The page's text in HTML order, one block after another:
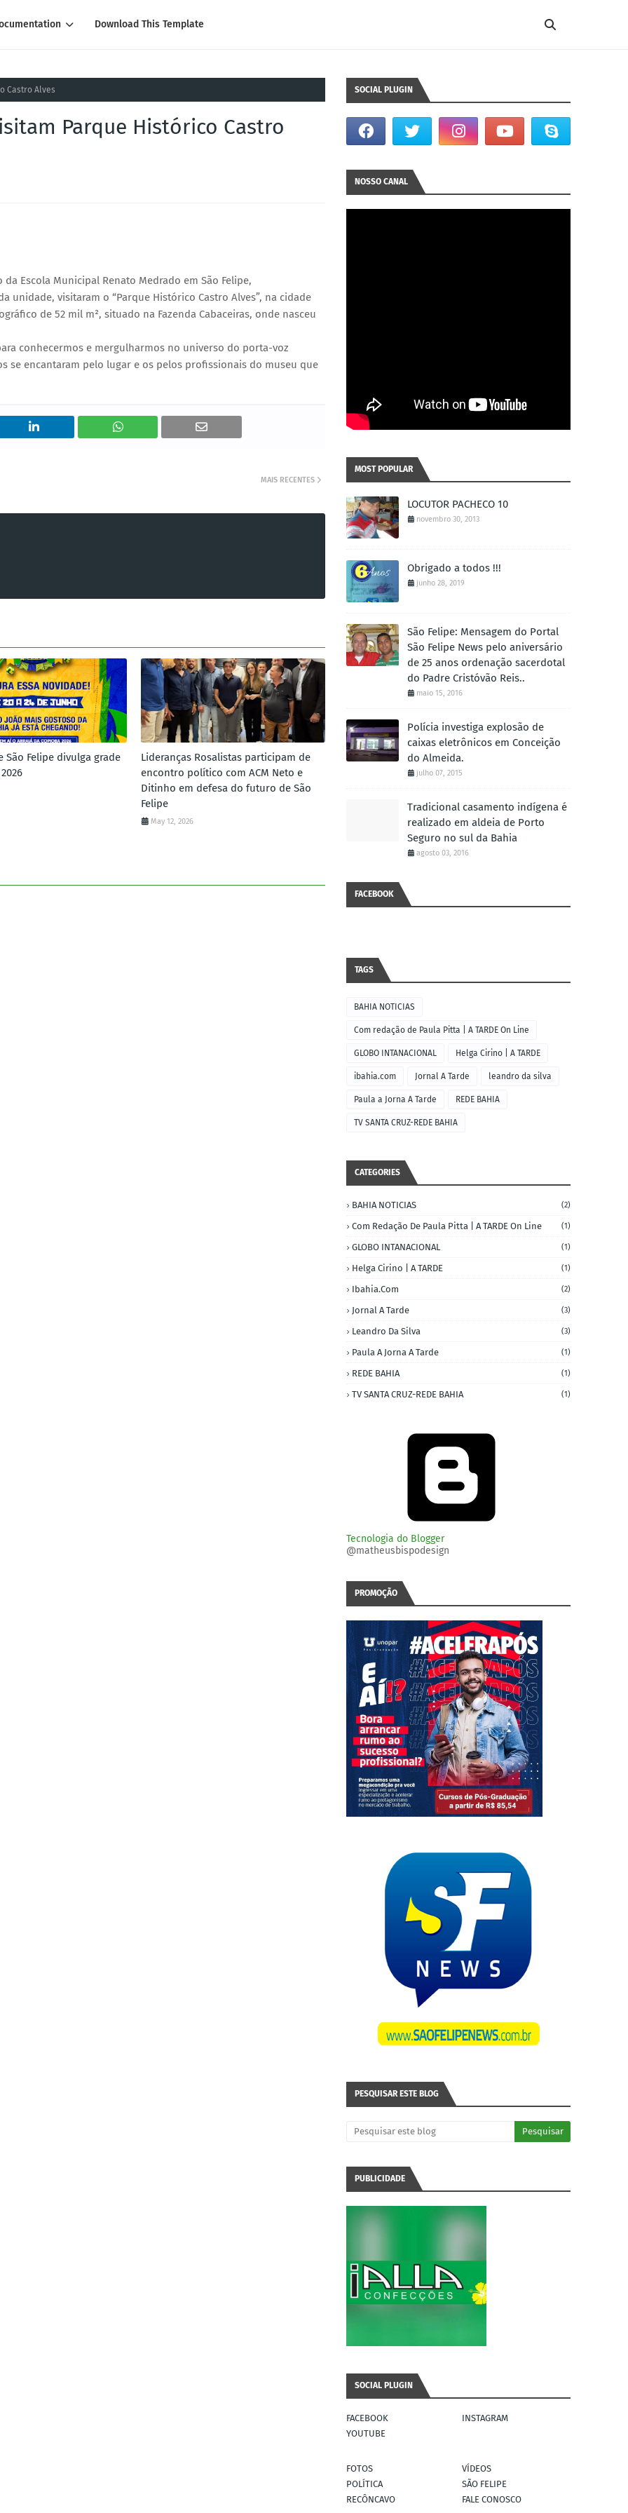
Download This Template
Castro Alves
Parque Histórico Castro
Escola Municipal Renato Medrado em São Felipe,
visitaram o “Parque Histórico Castro Alves”, na cidade
de 52 mil m², situado na Fazenda Cabaceiras, onde nasceu
conhecermos e mergulharmos no universo do porta-voz
se encantaram pelo lugar e os pelos profissionais do museu que
MAIS RECENTES
São Felipe divulga grade
Lideranças Rosalistas participam de
encontro político com ACM Neto e
Ditinho em defesa do futuro de São
Felipe
May 12, 2026
SOCIAL PLUGIN
NOSSO CANAL
MOST POPULAR
LOCUTOR PACHECO 10
novembro 30, 2013
Obrigado a todos !!!
junho 28, 2019
São Felipe: Mensagem do Portal
São Felipe News pelo aniversário
de 25 anos ordenação sacerdotal
do Padre Cristóvão Reis..
maio 15, 2016
Polícia investiga explosão de
caixas eletrônicos em Conceição
do Almeida.
julho 07, 2015
Tradicional casamento indígena é
realizado em aldeia de Porto
Seguro no sul da Bahia
agosto 03, 2016
FACEBOOK
TAGS
BAHIA NOTICIAS
Com redação de Paula Pitta | A TARDE On Line
GLOBO INTANACIONAL Helga Cirino | A TARDE
ibahia.com Jornal A Tarde leandro da silva
Paula a Jorna A Tarde REDE BAHIA
TV SANTA CRUZ-REDE BAHIA
CATEGORIES
BAHIA NOTICIAS (2)
Com Redação De Paula Pitta | A TARDE On Line (1)
GLOBO INTANACIONAL (1)
Helga Cirino | A TARDE (1)
Ibahia.com (2)
Jornal A Tarde (3)
Leandro Da Silva (3)
Paula A Jorna A Tarde (1)
REDE BAHIA (1)
TV SANTA CRUZ-REDE BAHIA (1)
Tecnologia do Blogger
@matheusbispodesign
PROMOÇÃO
PESQUISAR ESTE BLOG
PUBLICIDADE
SOCIAL PLUGIN
FACEBOOK
INSTAGRAM
YOUTUBE
FOTOS
VÍDEOS
POLÍTICA
SÃO FELIPE
RECÔNCAVO
FALE CONOSCO